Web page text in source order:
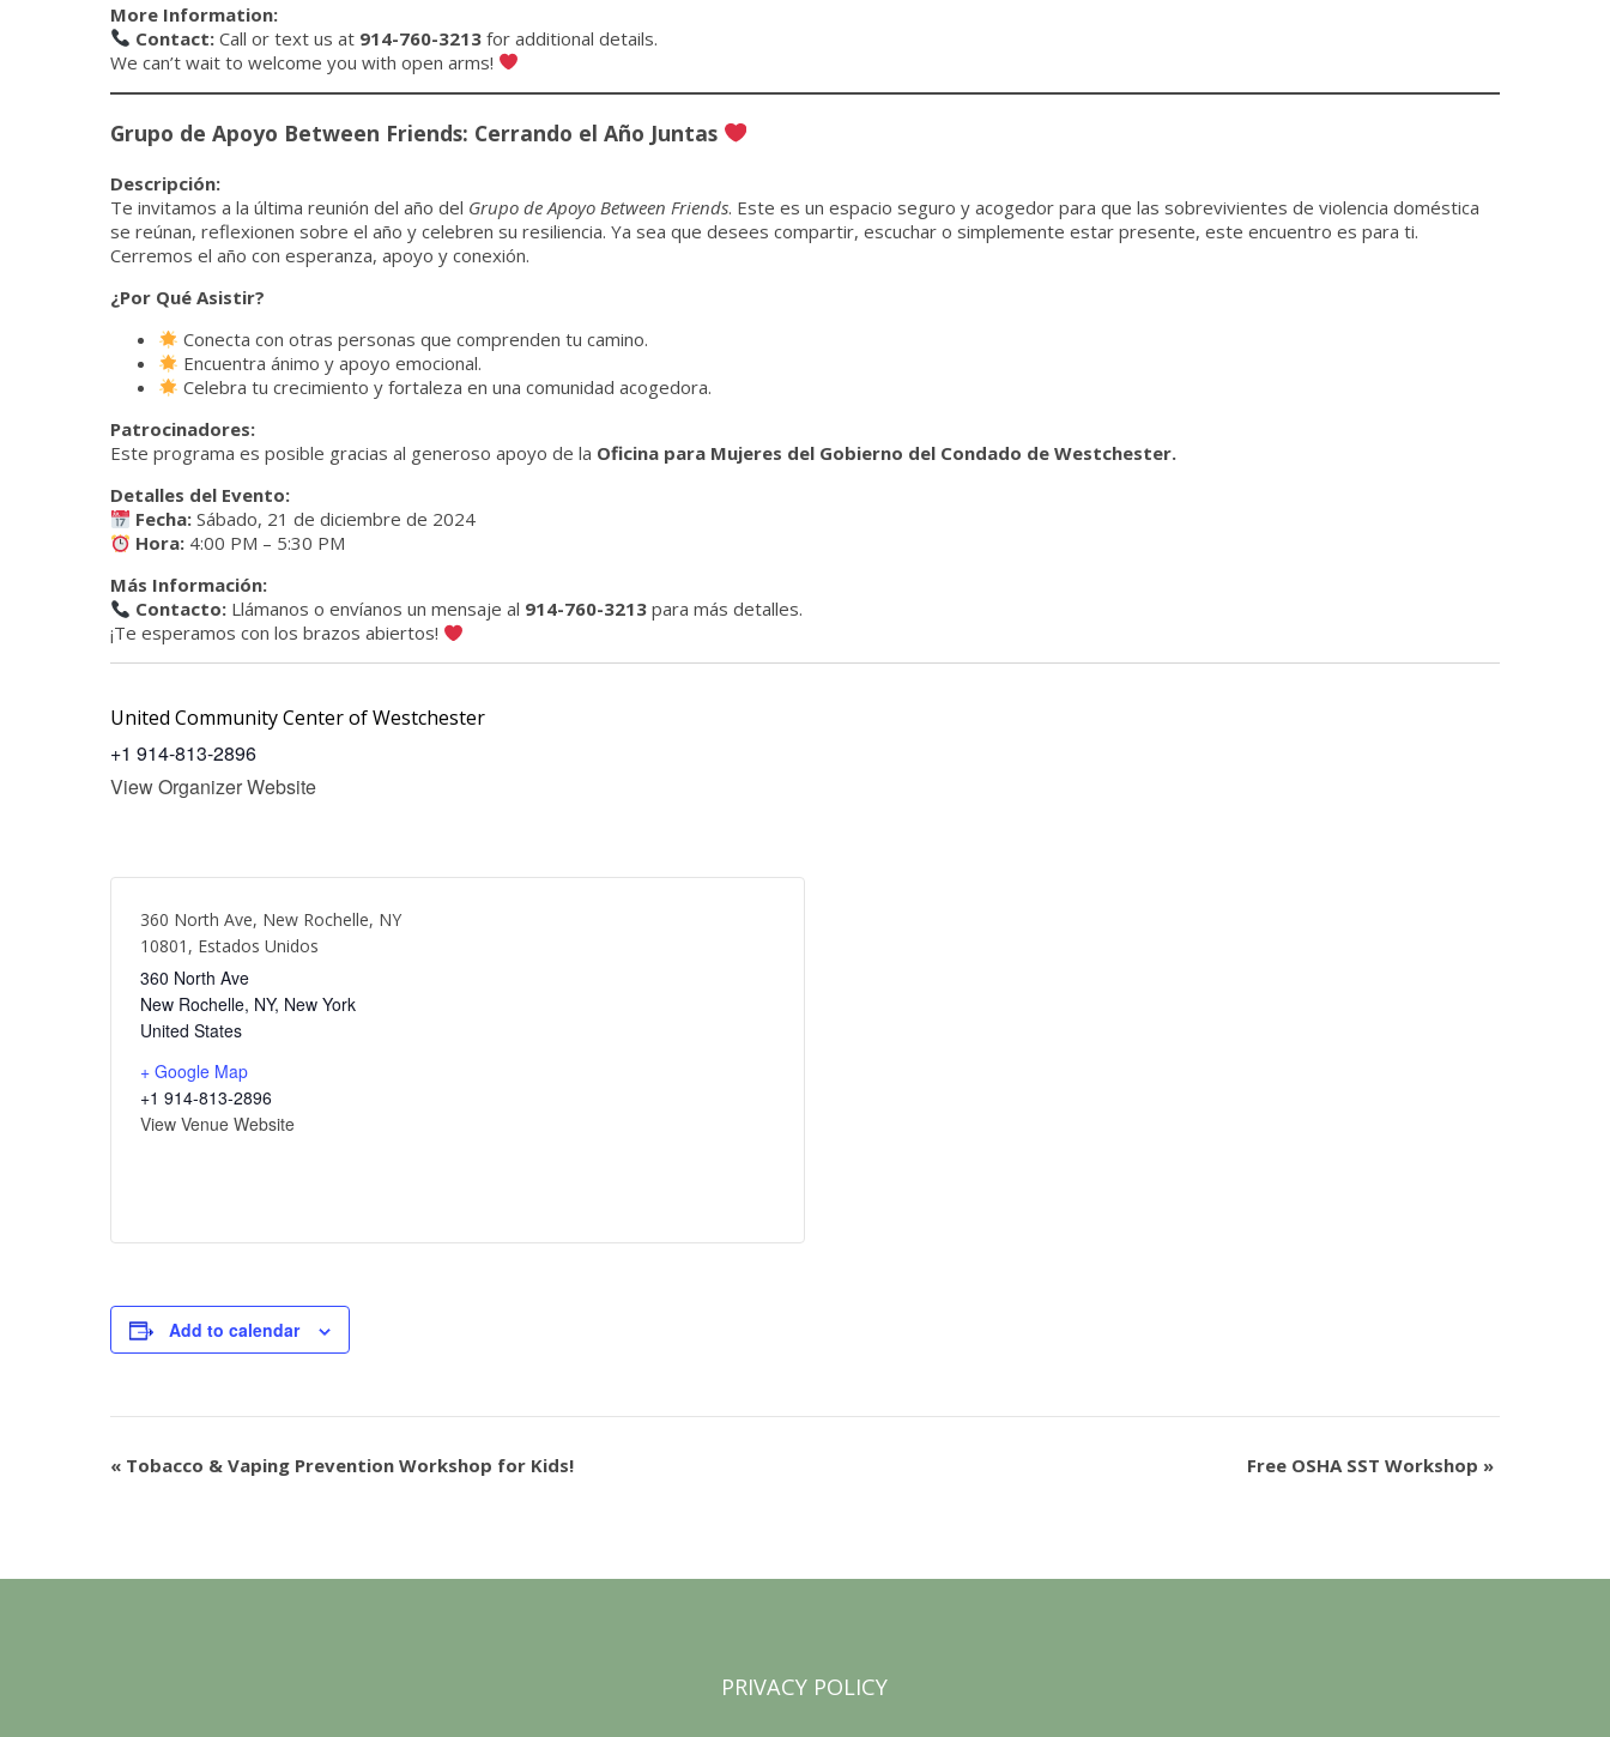
More Information:
Contact: Call or text us at 914-760-3213 for additional details.
We can’t wait to welcome you with open arms!
Grupo de Apoyo Between Friends: Cerrando el Año Juntas
Descripción:
Te invitamos a la última reunión del año del Grupo de Apoyo Between Friends. Este es un espacio seguro y acogedor para que las sobrevivientes de violencia doméstica
se reúnan, reflexionen sobre el año y celebren su resiliencia. Ya sea que desees compartir, escuchar o simplemente estar presente, este encuentro es para ti.
Cerremos el año con esperanza, apoyo y conexión.
¿Por Qué Asistir?
Conecta con otras personas que comprenden tu camino.
Encuentra ánimo y apoyo emocional.
Celebra tu crecimiento y fortaleza en una comunidad acogedora.
Patrocinadores:
Este programa es posible gracias al generoso apoyo de la Oficina para Mujeres del Gobierno del Condado de Westchester.
Detalles del Evento:
Fecha: Sábado, 21 de diciembre de 2024
Hora: 4:00 PM – 5:30 PM
Más Información:
Contacto: Llámanos o envíanos un mensaje al 914-760-3213 para más detalles.
¡Te esperamos con los brazos abiertos!
United Community Center of Westchester
+1 914-813-2896
View Organizer Website
360 North Ave, New Rochelle, NY
10801, Estados Unidos
360 North Ave
New Rochelle, NY, New York
United States
+ Google Map
+1 914-813-2896
View Venue Website
Add to calendar
Event
« Tobacco & Vaping Prevention Workshop for Kids! Free OSHA SST Workshop »
PRIVACY POLICY